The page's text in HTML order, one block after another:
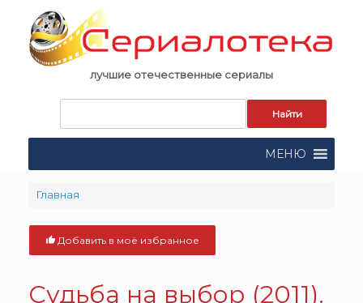
content
лучшие отечественные сериалы
поиска:
МЕНЮ
Главная
Добавить в моё избранное
Судьба на выбор (2011).